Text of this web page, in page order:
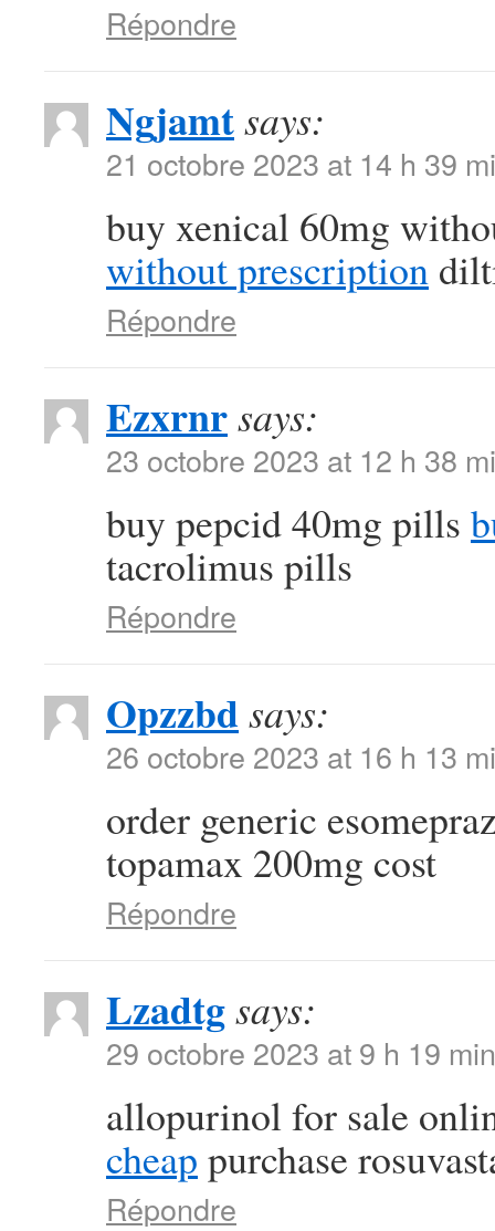
Répondre
Ngjamtsays:
21 octobre 2023 at 14 h 39
buy xenical 60mg
without prescription
Répondre
Ezxrnrsays:
23 octobre 2023 at 12 h 38
buy pepcid 40mg pills
tacrolimus pills
Répondre
Opzzbdsays:
26 octobre 2023 at 16 h 13
order generic
topamax 200mg cost
Répondre
Lzadtgsays:
29 octobre 2023 at 9 h 19 min
allopurinol for sale
cheap purchase
Répondre